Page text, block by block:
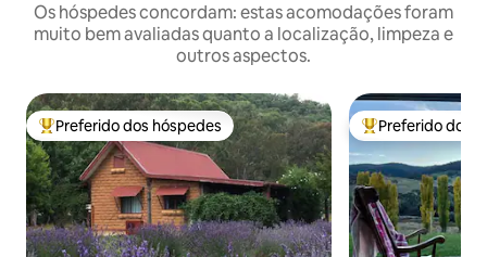
Os hóspedes concordam: estas acomodações foram
muito bem avaliadas quanto a localização, limpeza e
outros aspectos.
Entre os melhores preferidos dos hóspedes
Preferido dos hóspedes Entre os
Preferido dos